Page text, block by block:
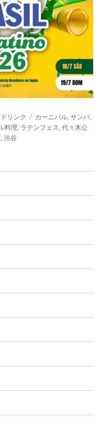
リンク
タ
グ
カーニバル,サンバ,
料理, ラテンフェス,代々木公
,渋谷